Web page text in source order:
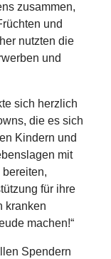
zusammen,
und
nutzten die
und
sich herzlich
die es sich
Kindern und
mit
für ihre
kranken
machen!“
Spendern